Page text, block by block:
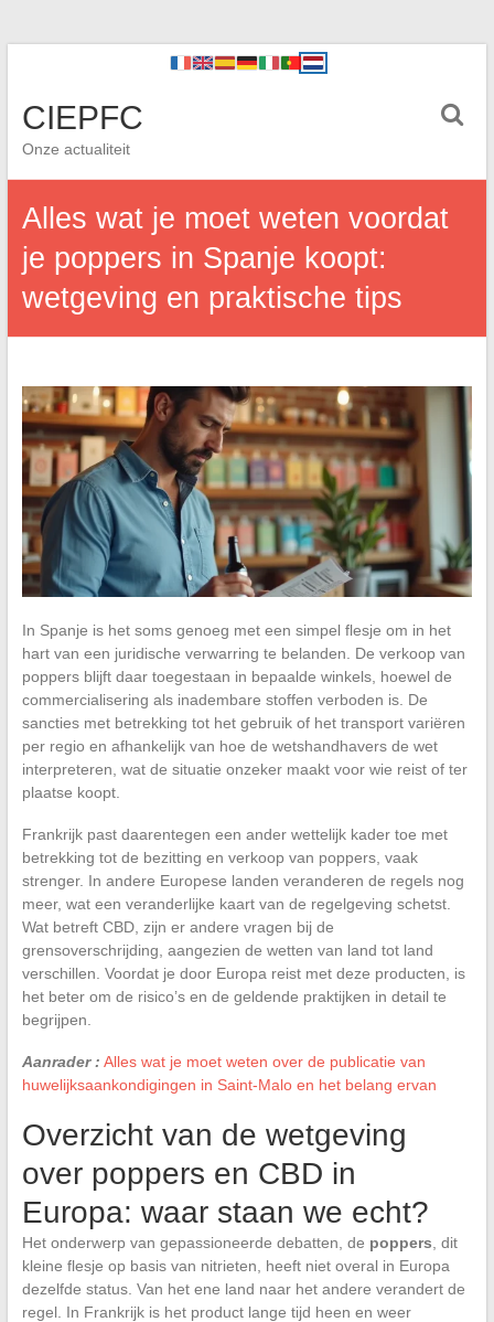
CIEPFC
Onze actualiteit
Alles wat je moet weten voordat
je poppers in Spanje koopt:
wetgeving en praktische tips
In Spanje is het soms genoeg met een simpel flesje om in het
hart van een juridische verwarring te belanden. De verkoop van
poppers blijft daar toegestaan in bepaalde winkels, hoewel de
commercialisering als inadembare stoffen verboden is. De
sancties met betrekking tot het gebruik of het transport variëren
per regio en afhankelijk van hoe de wetshandhavers de wet
interpreteren, wat de situatie onzeker maakt voor wie reist of ter
plaatse koopt.
Frankrijk past daarentegen een ander wettelijk kader toe met
betrekking tot de bezitting en verkoop van poppers, vaak
strenger. In andere Europese landen veranderen de regels nog
meer, wat een veranderlijke kaart van de regelgeving schetst.
Wat betreft CBD, zijn er andere vragen bij de
grensoverschrijding, aangezien de wetten van land tot land
verschillen. Voordat je door Europa reist met deze producten, is
het beter om de risico’s en de geldende praktijken in detail te
begrijpen.
Aanrader : Alles wat je moet weten over de publicatie van
huwelijksaankondigingen in Saint-Malo en het belang ervan
Overzicht van de wetgeving
over poppers en CBD in
Europa: waar staan we echt?
Het onderwerp van gepassioneerde debatten, de poppers , dit
kleine flesje op basis van nitrieten, heeft niet overal in Europa
dezelfde status. Van het ene land naar het andere verandert de
regel. In Frankrijk is het product lange tijd heen en weer